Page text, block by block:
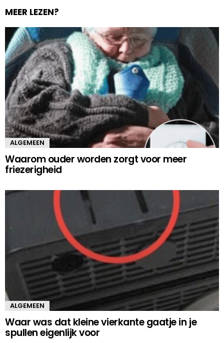
MEER LEZEN?
ALGEMEEN
Waarom ouder worden zorgt voor meer
friezerigheid
ALGEMEEN
Waar was dat kleine vierkante gaatje in je
spullen eigenlijk voor